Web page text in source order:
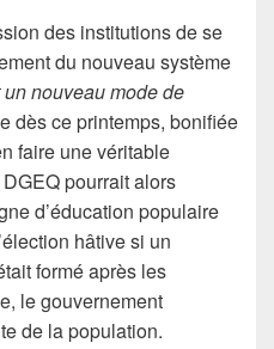
des institutions de se
du nouveau système
nouveau mode de
dès ce printemps, bonifiée
faire une véritable
pourrait alors
d’éducation populaire
hâtive si un
formé après les
le gouvernement
de la population.